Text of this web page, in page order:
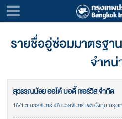
รายชื่ออู่ซ่อมมาตรฐ
จำหน่
สุวรรณน้อย ออโต้ บอดี้ เซอร์วิส จำกัด
16/1 ซ.นวลจันทร์ 46 นวลจันทร์ เขต บึงกุ่ม กรุง